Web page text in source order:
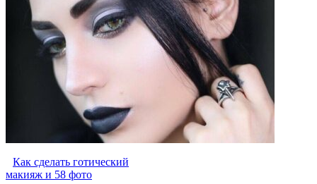
Как сделать готический
макияж и 58 фото